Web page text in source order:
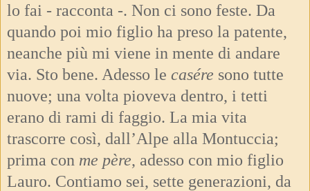
lo fai - racconta -. Non ci sono feste. Da
quando poi mio figlio ha preso la patente,
neanche più mi viene in mente di andare
via. Sto bene. Adesso le casére sono tutte
nuove; una volta pioveva dentro, i tetti
erano di rami di faggio. La mia vita
trascorre così, dall’Alpe alla Montuccia;
prima con me père, adesso con mio figlio
Lauro. Contiamo sei, sette generazioni, da